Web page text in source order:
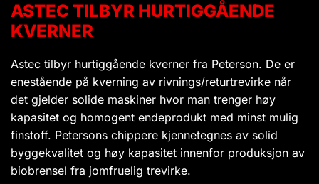
ASTEC TILBYR HURTIGGÅENDE
KVERNER
Astec tilbyr hurtiggående kverner fra Peterson. De er
enestående på kverning av rivnings/returtrevirke når
det gjelder solide maskiner hvor man trenger høy
kapasitet og homogent endeprodukt med minst mulig
finstoff. Petersons chippere kjennetegnes av solid
byggekvalitet og høy kapasitet innenfor produksjon av
biobrensel fra jomfruelig trevirke.